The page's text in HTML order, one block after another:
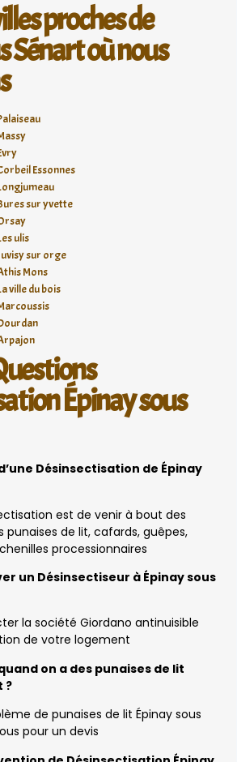
proches de
Sénart où nous
Essonnes
sur yvette
ulis
sur orge
Mons
ville du bois
Épinay sous
Désinsectisation de Épinay
est de venir à bout des
punaises de lit, cafards, guêpes,
processionnaires
un Désinsectiseur à Épinay sous
la société Giordano antinuisible
de votre logement
on a des punaises de lit
?
de punaises de lit Épinay sous
pour un devis